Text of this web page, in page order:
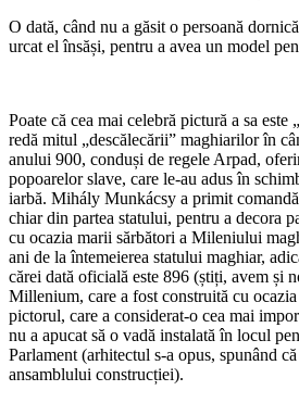
O dată, când nu a găsit o persoană
urcat el însăși, pentru a avea un model
Poate că cea mai celebră pictură a sa este
redă mitul „descălecării” maghiarilor în
anului 900, conduși de regele Arpad,
popoarelor slave, care le-au adus în
iarbă. Mihály Munkácsy a primit
chiar din partea statului, pentru a decora
cu ocazia marii sărbători a Mileniului
ani de la întemeierea statului maghiar,
cărei dată oficială este 896 (știți, avem și
Millenium, care a fost construită cu
pictorul, care a considerat-o cea mai
nu a apucat să o vadă instalată în locul
Parlament (arhitectul s-a opus, spunând
ansamblului construcției).